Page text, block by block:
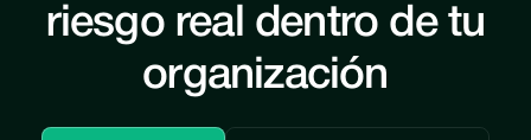
riesgo real dentro de tu
organización